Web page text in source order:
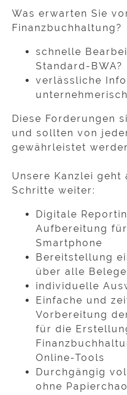
Was erwarten Sie
Finanzbuchhaltung?
schnelle
Standard-BWA?
verlässliche
Diese Forderungen
und sollten von
gewährleistet
Unsere Kanzlei geht
Schritte weiter:
Digitale
Aufbereitung
Smartphone
Bereitstellung
über alle
individuelle
Einfache und
Vorbereitung
für die
Online-Tools
Durchgängig
ohne